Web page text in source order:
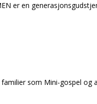
er en
som Mini-gospel og